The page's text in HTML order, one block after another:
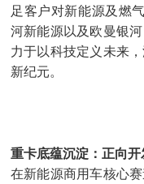
足客户对新能源及燃
河新能源以及欧曼银
力于以科技定义未来
新纪元。
重卡底蕴沉淀：正向
在新能源商用车核心